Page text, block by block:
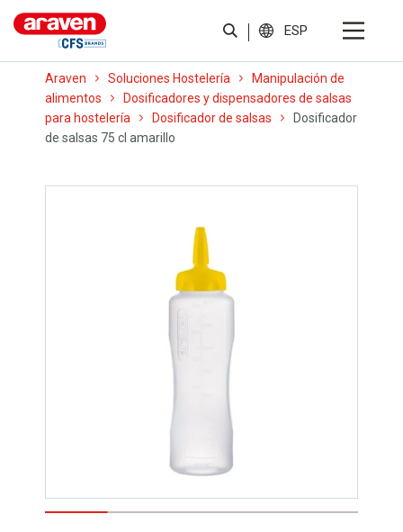
ESP
Araven Soluciones Hostelería
Manipulación de
alimentos
Dosificadores y dispensadores de salsas
para hostelería
Dosificador de salsas
Dosificador
de salsas 75 cl amarillo